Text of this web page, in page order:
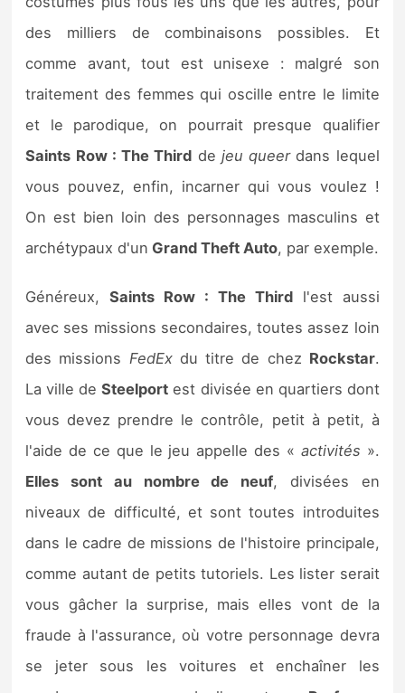
des milliers de combinaisons possibles. Et
comme avant, tout est unisexe : malgré son
traitement des femmes qui oscille entre le limite
et le parodique, on pourrait presque qualifier
Saints Row : The Third de jeu queerdans lequel
vous pouvez, enfin, incarner qui vous voulez !
On est bien loin des personnages masculins et
archétypaux d'un Grand Theft Auto, par exemple.
Généreux,Saints Row : The Thirdl'est aussi
avec ses missions secondaires, toutes assez loin
des missions FedExdu titre de chez Rockstar.
La ville deSteelport est divisée en quartiers dont
vous devez prendre le contrôle, petit à petit, à
l'aide de ce que le jeu appelle des « activités ».
Elles sont au nombre de neuf, divisées en
niveaux de difficulté, et sont toutes introduites
dans le cadre de missions de l'histoire principale,
comme autant de petits tutoriels. Les lister serait
vous gâcher la surprise, mais elles vont de la
fraude à l'assurance, où votre personnage devra
se jeter sous les voitures et enchaîner les